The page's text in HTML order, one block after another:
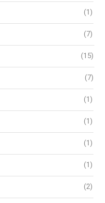
(1)
(7)
(15)
(7)
(1)
(1)
(1)
(1)
(2)